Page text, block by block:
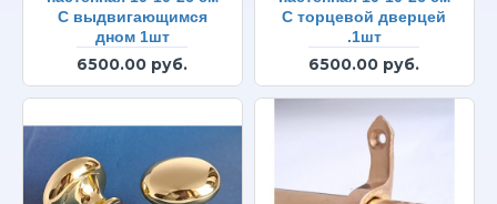
С выдвигающимся
дном 1шт
6500.00 руб.
С торцевой дверцей
.1шт
6500.00 руб.